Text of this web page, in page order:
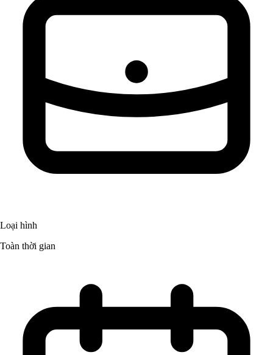
Loại hình
Toàn thời gian